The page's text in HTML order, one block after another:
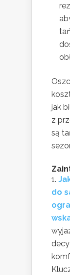
jak
z
są
do